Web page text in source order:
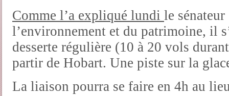
Comme l’a expliqué lundi le
l’environnement et du patrimoine, il
desserte régulière (10 à 20 vols
partir de Hobart. Une piste sur la
La liaison pourra se faire en 4h au